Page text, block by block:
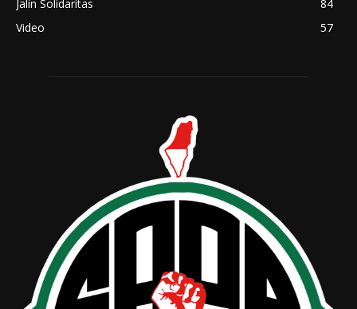
Jalin Solidaritas
84
Video
57